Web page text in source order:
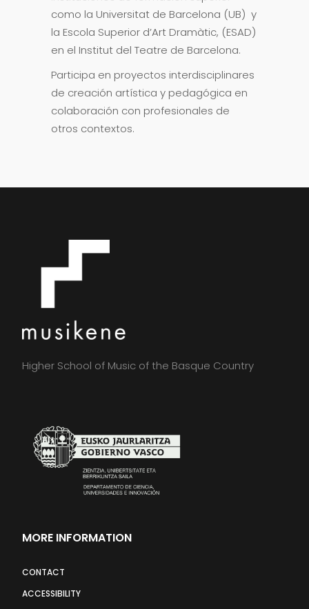
como la Universitat de Barcelona (UB) y
la Escola Superior d’Art Dramàtic, (ESAD)
en el Institut del Teatre de Barcelona.
Participa en proyectos interdisciplinares
de creación artística y pedagógica en
colaboración con profesionales de
otros contextos.
Higher School of Music of the Basque Country
MORE INFORMATION
CONTACT
ACCESSIBILITY